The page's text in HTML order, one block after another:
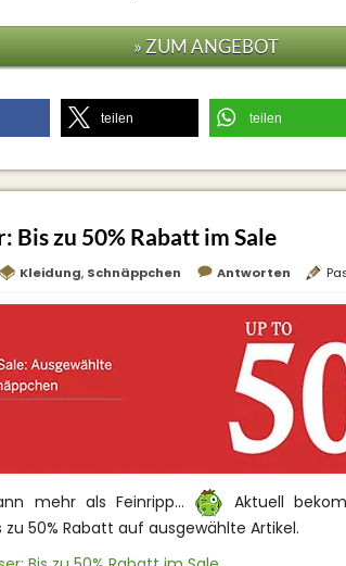
» ZUM ANGEBOT
teilen teilen
Bis zu 50% Rabatt im Sale
Kleidung, Schnäppchen Antworten
mehr als Feinripp…
Aktuell
zu 50% Rabatt auf ausgewählte Artikel.